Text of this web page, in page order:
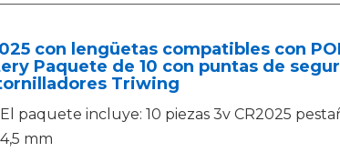
con lengüetas compatibles con
Paquete de 10 con puntas de
Triwing
El paquete incluye: 10 piezas 3v CR2025
4,5 mm